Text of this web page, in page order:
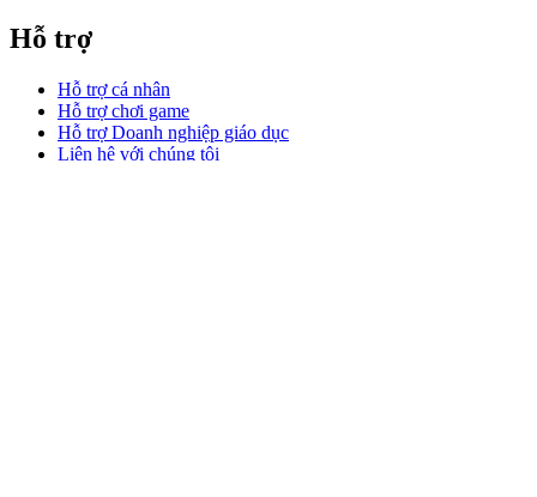
Hỗ trợ
Hỗ trợ cá nhân
Hỗ trợ chơi game
Hỗ trợ Doanh nghiệp giáo dục
Liên hệ với chúng tôi